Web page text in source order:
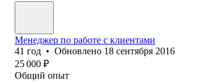
Менеджер по работе с клиентами
41 год • Обновлено 18 сентября 2016
25 000 ₽
Общий опыт